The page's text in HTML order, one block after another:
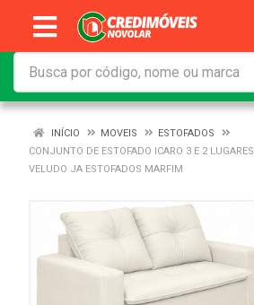
INÍCIO MOVEIS
ESTOFADOS
CONJUNTO DE ESTOFADO ICARO 3 E 2 LUGARES
VELUDO JA ESTOFADOS MARFIM